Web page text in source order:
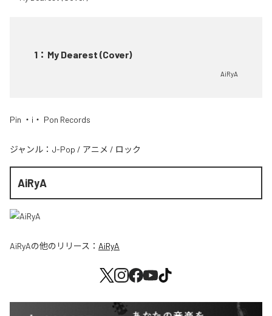
1 ： My Dearest (Cover)
AiRyA
Pin ・i・ Pon Records
ジャンル： J-Pop / アニメ / ロック
AiRyA
AiRyAの他のリリース： AiRyA